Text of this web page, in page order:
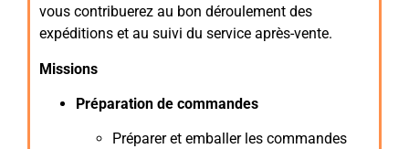
vous contribuerez au bon déroulement des
expéditions et au suivi du service après-vente.
Missions
Préparation de commandes
Préparer et emballer les commandes